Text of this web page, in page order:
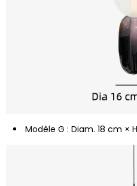
Modèle G : Diam. 18 cm ×